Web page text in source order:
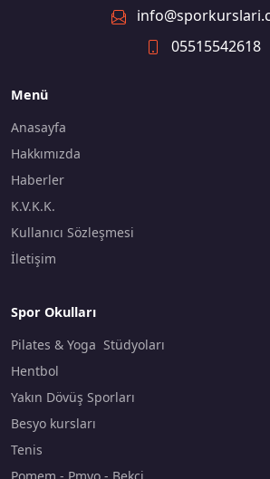
05515542618
Menü
Anasayfa
Hakkımızda
Haberler
K.V.K.K.
Kullanıcı Sözleşmesi
İletişim
Spor Okulları
Pilates & Yoga Stüdyoları
Hentbol
Yakın Dövüş Sporları
Besyo kursları
Tenis